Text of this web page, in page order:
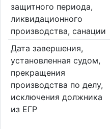
защитного периода,
ликвидационного
производства, санации
Дата завершения,
установленная судом,
прекращения
производства по делу,
исключения должника
из ЕГР